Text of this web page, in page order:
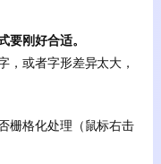
要刚好合适。
，或者字形差异太大，
栅格化处理（鼠标右击